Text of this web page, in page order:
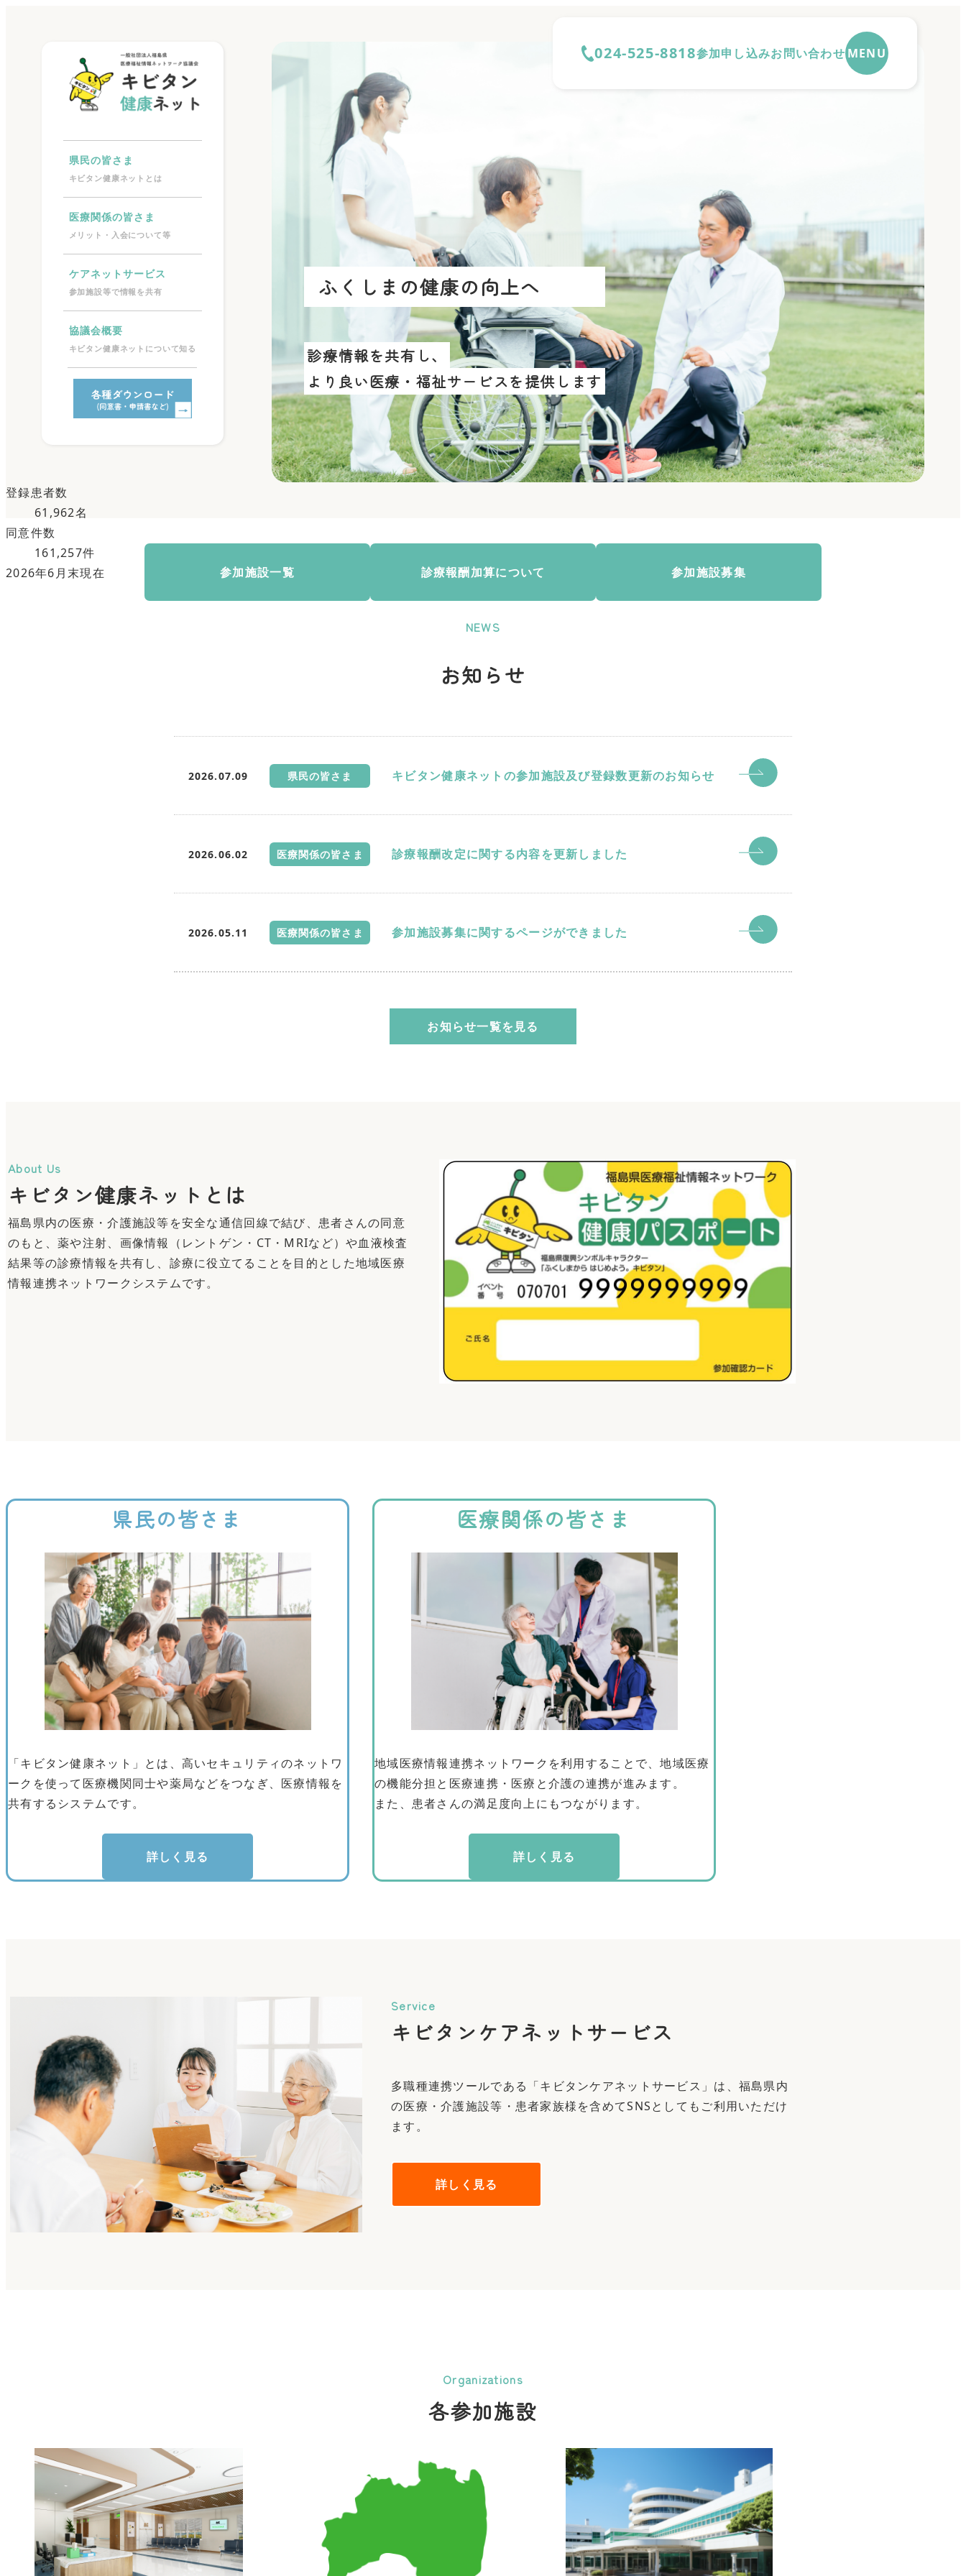
024-525-8818参加申し込みお問い合わせ MENU
県民の皆さま
キビタン健康ネットとは
医療関係の皆さま
メリット・入会について等
ケアネットサービス
参加施設等で情報を共有
ふくしまの健康の向上へ
診療情報を共有し、
より良い医療・福祉サービスを提供します
登録患者数
61,962名
同意件数
161,257件
2026年6月末現在 参加施設一覧 診療報酬加算について 参加施設募集
NEWS
お知らせ
2026.07.09 県民の皆さま キビタン健康ネットの参加施設及び登録数更新のお知らせ
2026.06.02 医療関係の皆さま 診療報酬改定に関する内容を更新しました
2026.05.11 医療関係の皆さま 参加施設募集に関するページができました
お知らせ一覧を見る
About Us
キビタン健康ネットとは
福島県内の医療・介護施設等を安全な通信回線で結び、患者さんの同意
のもと、薬や注射、画像情報（レントゲン・CT・MRIなど）や血液検査
結果等の診療情報を共有し、診療に役立てることを目的とした地域医療
情報連携ネットワークシステムです。
県民の皆さま
「キビタン健康ネット」とは、高いセキュリティのネットワ
ークを使って医療機関同士や薬局などをつなぎ、医療情報を
共有するシステムです。
詳しく見る
医療関係の皆さま
地域医療情報連携ネットワークを利用することで、地域医療
の機能分担と医療連携・医療と介護の連携が進みます。
また、患者さんの満足度向上にもつながります。
詳しく見る
Service
キビタンケアネットサービス
多職種連携ツールである「キビタンケアネットサービス」は、福島県内
の医療・介護施設等・患者家族様を含めてSNSとしてもご利用いただけ
ます。
詳しく見る
Organizations
各参加施設